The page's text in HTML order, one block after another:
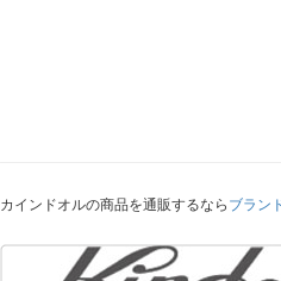
カインドオルの商品を通販するならブラン